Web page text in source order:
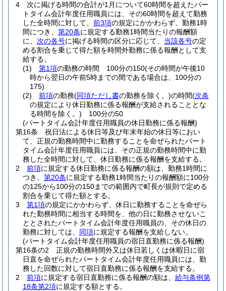
4
次に掲げる時間の合計が1月について60時間を超えたパー
トタイム会計年度任用職員には、その60時間を超えて勤務
した全時間に対して、 前3項の規定にかかわらず、勤務1時
間につき、 第20条に規定する勤務1時間当たりの報酬額
に、 次の各号に掲げる時間の区分に応じて、 当該各号の定
める割合を乗じて得た額を時間外勤務に係る報酬として支
給する。
(1)
第1項の勤務の時間 100分の150(その時間が午後10
時から翌日の午前5時までの間である場合は、100分の
175)
(2)
前項の勤務(同項ただし書の勤務を除く。)の時間(次条
の規定により休日勤務に係る報酬が支給されることとな
る時間を除く。) 100分の50
(パートタイム会計年度任用職員の休日勤務に係る報酬)
第16条
祝日法による休日等及び年末年始の休日等におい
て、正規の勤務時間中に勤務することを命ぜられたパート
タイム会計年度任用職員には、その正規の勤務時間中に勤
務した全時間に対して、休日勤務に係る報酬を支給する。
2
前項に規定する休日勤務に係る報酬の額は、勤務1時間に
つき、 第20条に規定する勤務1時間当たりの報酬額に100分
の125から100分の150までの範囲内で町長が規則で定める
割合を乗じて得た額とする。
3
第1項の規定にかかわらず、休日に勤務することを命ぜら
れた勤務時間に相当する時間を、他の日に勤務させないこ
ととされたパートタイム会計年度任用職員の、その休日の
勤務に対しては、 同項に規定する報酬を支給しない。
(パートタイム会計年度任用職員の宿日直勤務に係る報酬)
第16条の2
正規の勤務時間外又は休日若しくは休暇日に宿
日直を命ぜられたパートタイム会計年度任用職員には、勤
務した回数に対して宿日直勤務に係る報酬を支給する。
2
前項に規定する宿日直勤務に係る報酬の額は、 給与条例第
18条第2項に規定する額とする。